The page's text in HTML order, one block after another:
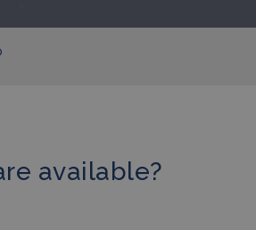
available?